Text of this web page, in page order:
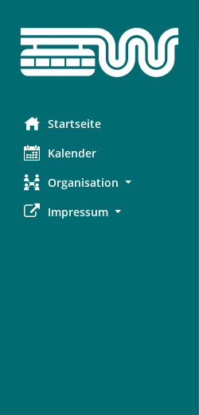
Startseite
Kalender
Organisation
Impressum